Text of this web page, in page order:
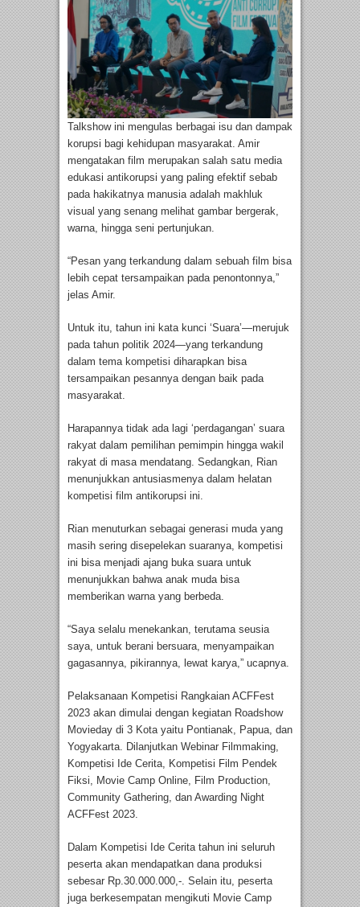
Talkshow ini mengulas berbagai isu dan dampak
korupsi bagi kehidupan masyarakat. Amir
mengatakan film merupakan salah satu media
edukasi antikorupsi yang paling efektif sebab
pada hakikatnya manusia adalah makhluk
visual yang senang melihat gambar bergerak,
warna, hingga seni pertunjukan.
“Pesan yang terkandung dalam sebuah film bisa
lebih cepat tersampaikan pada penontonnya,”
jelas Amir.
Untuk itu, tahun ini kata kunci ‘Suara’—merujuk
pada tahun politik 2024—yang terkandung
dalam tema kompetisi diharapkan bisa
tersampaikan pesannya dengan baik pada
masyarakat.
Harapannya tidak ada lagi ‘perdagangan’ suara
rakyat dalam pemilihan pemimpin hingga wakil
rakyat di masa mendatang. Sedangkan, Rian
menunjukkan antusiasmenya dalam helatan
kompetisi film antikorupsi ini.
Rian menuturkan sebagai generasi muda yang
masih sering disepelekan suaranya, kompetisi
ini bisa menjadi ajang buka suara untuk
menunjukkan bahwa anak muda bisa
memberikan warna yang berbeda.
“Saya selalu menekankan, terutama seusia
saya, untuk berani bersuara, menyampaikan
gagasannya, pikirannya, lewat karya,” ucapnya.
Pelaksanaan Kompetisi Rangkaian ACFFest
2023 akan dimulai dengan kegiatan Roadshow
Movieday di 3 Kota yaitu Pontianak, Papua, dan
Yogyakarta. Dilanjutkan Webinar Filmmaking,
Kompetisi Ide Cerita, Kompetisi Film Pendek
Fiksi, Movie Camp Online, Film Production,
Community Gathering, dan Awarding Night
ACFFest 2023.
Dalam Kompetisi Ide Cerita tahun ini seluruh
peserta akan mendapatkan dana produksi
sebesar Rp.30.000.000,-. Selain itu, peserta
juga berkesempatan mengikuti Movie Camp